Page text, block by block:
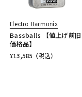
Electro Harmonix
Bassballs 【値上げ前旧
価格品】
¥13,585 （税込）